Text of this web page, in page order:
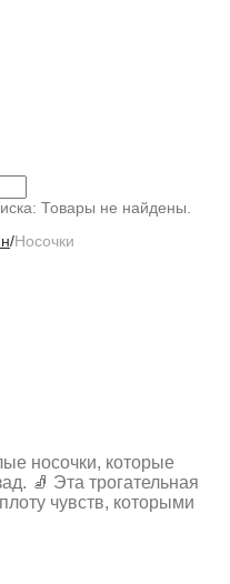
Товары не найдены.
/Носочки
носочки, которые
🧦 Эта трогательная
чувств, которыми